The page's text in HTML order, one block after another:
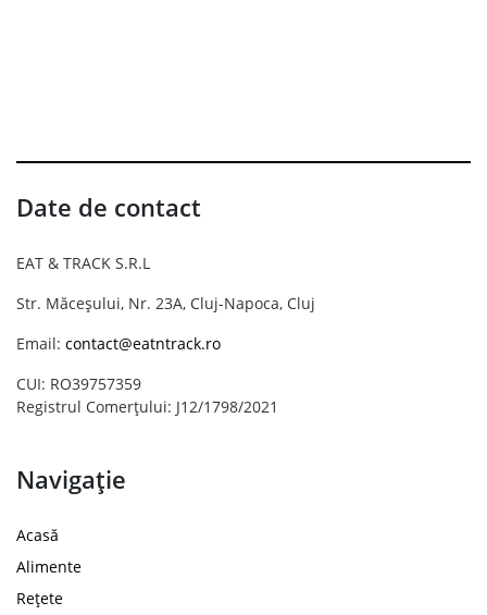
Date de contact
EAT & TRACK S.R.L
Str. Măceșului, Nr. 23A, Cluj-Napoca, Cluj
Email: contact@eatntrack.ro
CUI: RO39757359
Registrul Comerțului: J12/1798/2021
Navigație
Acasă
Alimente
Rețete